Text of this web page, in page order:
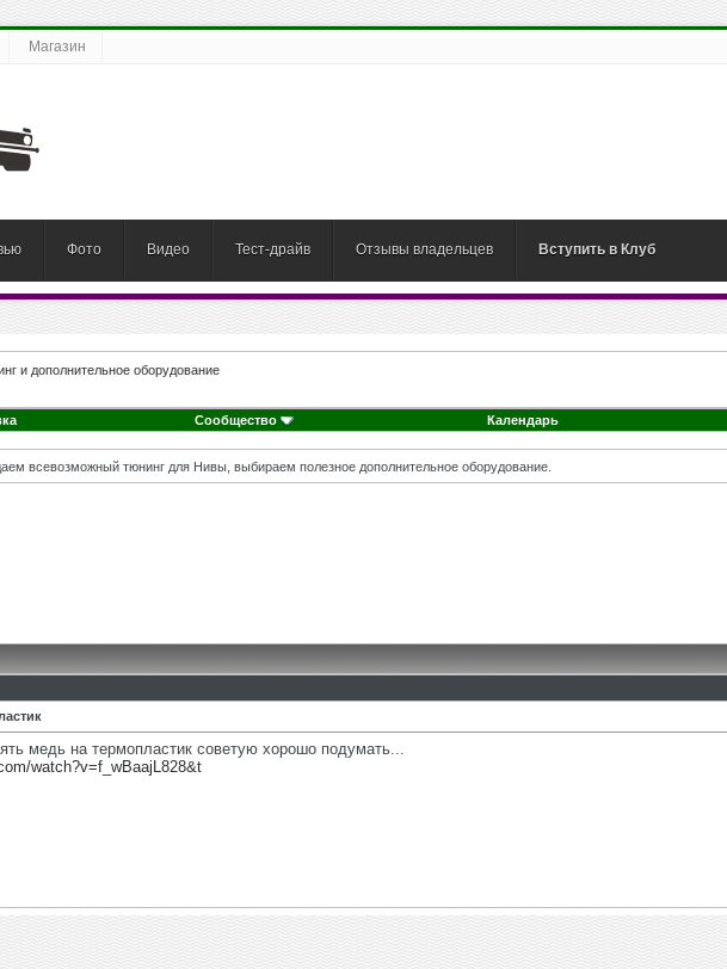
Магазин
Фото Видео Тест-драйв Отзывы владельцев Вступить в Клуб
и дополнительное оборудование
Сообщество Календарь
всевозможный тюнинг для Нивы, выбираем полезное дополнительное оборудование.
медь на термопластик советую хорошо подумать...
watch?v=f_wBaajL828&t